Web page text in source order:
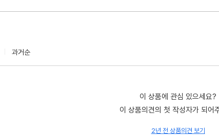
과거순
이 상품에 관심 있으세요?
이 상품의견의 첫 작성자가 되어
2년 전 상품의견 보기